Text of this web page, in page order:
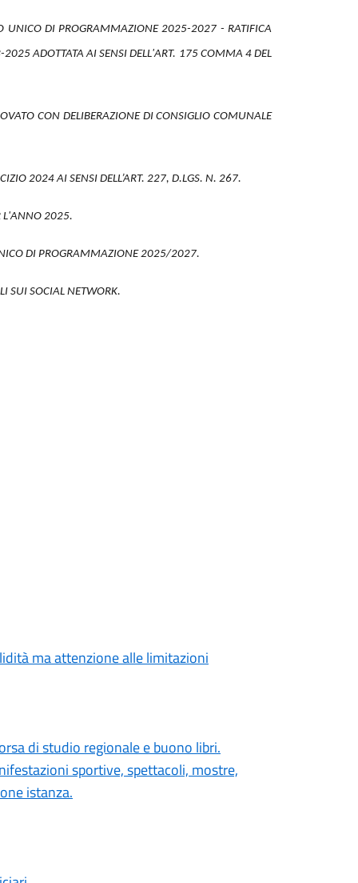
UNICO DI PROGRAMMAZIONE 2025-2027 - RATIFICA
ADOTTATA AI SENSI DELL'ART. 175 COMMA 4 DEL
CON DELIBERAZIONE DI CONSIGLIO COMUNALE
2024 AI SENSI DELL’ART. 227, D.LGS. N. 267.
L'ANNO 2025.
DI PROGRAMMAZIONE 2025/2027.
SUI SOCIAL NETWORK.
ma attenzione alle limitazioni
di studio regionale e buono libri.
sportive, spettacoli, mostre,
istanza.